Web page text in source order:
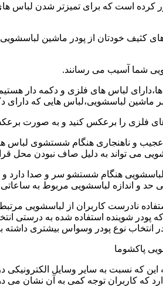
کرده است که برای تمیزتر شدن لباس
کثیف خودتان از پودر ماشین
شما آسیب می رسانند.
ها،دارای لباس های فلزی و دکمه دار
ماشین لباسشویی،لباس هایی که دارای
های فلزی را برعکس کنید و به صورت
و ناهنجاری هنگام شستشوی لباس ها
می تواند به دلیل صاف نبودن محل
هنگام شستشو سر و صدا دارد
بی حد و اندازه لباسشویی مربوط به
نادرست کاربران از لباسشویی
پودر شوینده استفاده شده به درستی
انتخاب نوع پودر وسواس بیشتری
پاکشوما
که نسبت به سایر وسایل الکترونیکی
که کاربران توجه کمی به آن نشان می